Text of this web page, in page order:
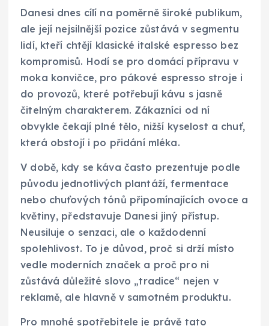
Danesi dnes cílí na poměrně široké publikum,
ale její nejsilnější pozice zůstává v segmentu
lidí, kteří chtějí klasické italské espresso bez
kompromisů. Hodí se pro domácí přípravu v
moka konvičce, pro pákové espresso stroje i
do provozů, které potřebují kávu s jasně
čitelným charakterem. Zákazníci od ní
obvykle čekají plné tělo, nižší kyselost a chuť,
která obstojí i po přidání mléka.
V době, kdy se káva často prezentuje podle
původu jednotlivých plantáží, fermentace
nebo chuťových tónů připomínajících ovoce a
květiny, představuje Danesi jiný přístup.
Neusiluje o senzaci, ale o každodenní
spolehlivost. To je důvod, proč si drží místo
vedle moderních značek a proč pro ni
zůstává důležité slovo „tradice“ nejen v
reklamě, ale hlavně v samotném produktu.
Pro mnohé spotřebitele je právě tato